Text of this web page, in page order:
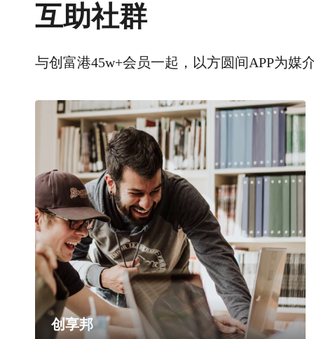
互助社群
与创富港45w+会员一起，以方圆间APP为媒
创享邦